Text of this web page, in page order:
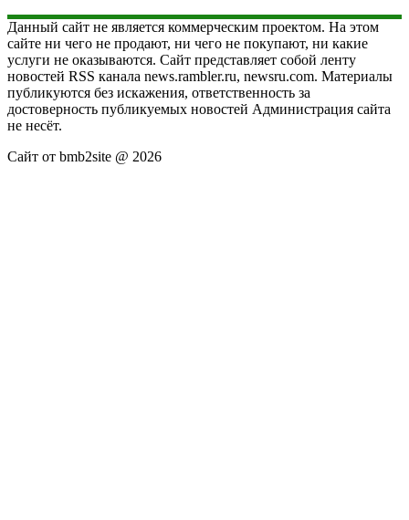
Данный сайт не является коммерческим проектом. На этом
сайте ни чего не продают, ни чего не покупают, ни какие
услуги не оказываются. Сайт представляет собой ленту
новостей RSS канала news.rambler.ru, newsru.com. Материалы
публикуются без искажения, ответственность за
достоверность публикуемых новостей Администрация сайта
не несёт.
Сайт от bmb2site @ 2026